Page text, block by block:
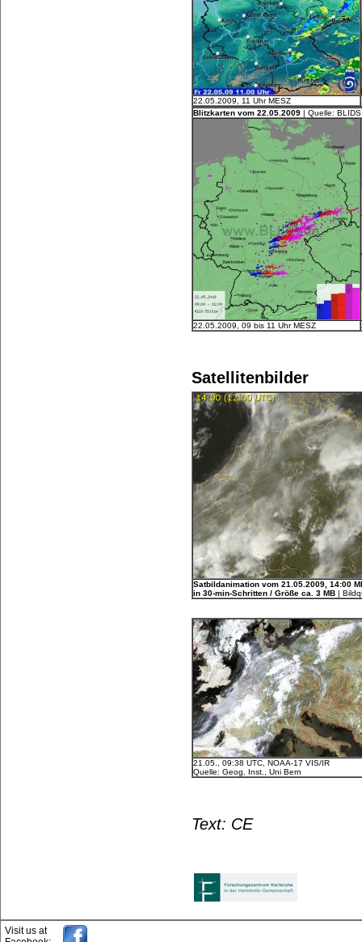
22.05.2009, 11 Uhr MESZ
Blitzkarten vom 22.05.2009 | Quelle: BLIDS
22.05.2009, 09 bis 11 Uhr MESZ
Satellitenbilder
Satbildanimation vom 21.05.2009, 14:00
in 30-min-Schritten / Größe ca. 3 MB |
21.05., 09:38 UTC, NOAA-17 VIS/IR
Quelle: Geog. Inst., Uni Bern
Text: CE
Visit us at